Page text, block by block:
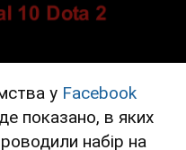
у Facebook
показано, в яких
набір на